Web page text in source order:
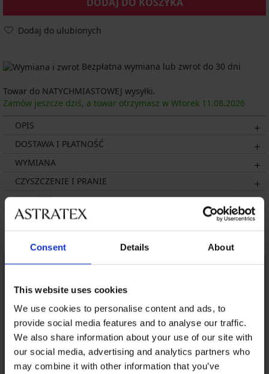
Consent Details About
This website uses cookies
We use cookies to personalise content and ads, to
provide social media features and to analyse our traffic.
We also share information about your use of our site with
our social media, advertising and analytics partners who
may combine it with other information that you’ve
Dodaj do ulubionych
Bezpłatna wymiana lub zwrot do 30 dni
Towar do NATYCHMIASTOWEJ wysyłki.
Zamów jeszcze dziś, a towar otrzymasz w Wtorek 11.08.2026
OPIS
DOSTAWA I PŁATNOŚĆ
WYMIANA
CZYSZCZENIE I PRANIE
O MARCE
Może Ci się spodobać